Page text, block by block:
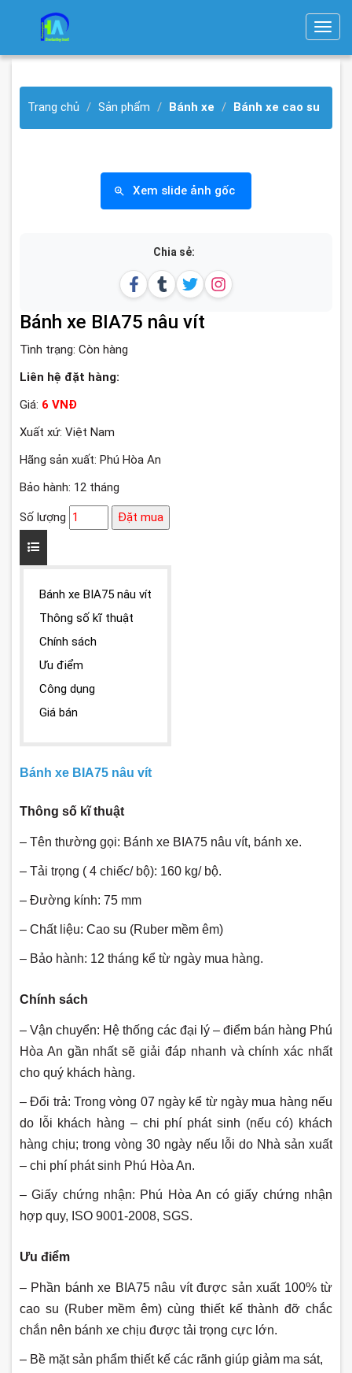
T
g
e
Trang chủ Sản phẩm Bánh xe Bánh xe cao su
Xem slide ảnh gốc
Chia sẻ:
Bánh xe BIA75 nâu vít
Tình trạng: Còn hàng
Liên hệ đặt hàng:
Giá: 6 VNĐ
Xuất xứ: Việt Nam
Hãng sản xuất: Phú Hòa An
Bảo hành: 12 tháng
Số lượng Đặt mua
Bánh xe BIA75 nâu vít
Thông số kĩ thuật
Chính sách
Ưu điểm
Công dụng
Giá bán
Bánh xe BIA75 nâu vít
Thông số kĩ thuật
– Tên thường gọi: Bánh xe BIA75 nâu vít, bánh xe.
– Tải trọng ( 4 chiếc/ bộ): 160 kg/ bộ.
– Đường kính: 75 mm
– Chất liệu: Cao su (Ruber mềm êm)
– Bảo hành: 12 tháng kể từ ngày mua hàng.
Chính sách
– Vận chuyển: Hệ thống các đại lý – điểm bán hàng Phú
Hòa An gần nhất sẽ giải đáp nhanh và chính xác nhất
cho quý khách hàng.
– Đổi trả: Trong vòng 07 ngày kể từ ngày mua hàng nếu
do lỗi khách hàng – chi phí phát sinh (nếu có) khách
hàng chịu; trong vòng 30 ngày nếu lỗi do Nhà sản xuất
– chi phí phát sinh Phú Hòa An.
– Giấy chứng nhận: Phú Hòa An có giấy chứng nhận
hợp quy, ISO 9001-2008, SGS.
Ưu điểm
– Phần bánh xe BIA75 nâu vít được sản xuất 100% từ
cao su (Ruber mềm êm) cùng thiết kế thành đỡ chắc
chắn nên bánh xe chịu được tải trọng cực lớn.
– Bề mặt sản phẩm thiết kế các rãnh giúp giảm ma sát,